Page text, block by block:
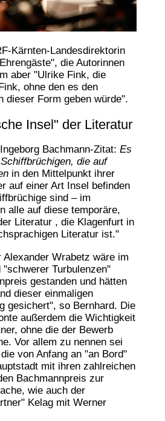
Kärnten-Landesdirektorin
die Autorinnen
aber "Ulrike Fink, die
ohne den es den
dieser Form geben würde".
Insel" der Literatur
Bachmann-Zitat: Es
die auf
in den Mittelpunkt ihrer
auf einer Art Insel befinden
sind – im
alle auf diese temporäre,
Literatur , die Klagenfurt in
Literatur ist."
Wrabetz wäre im
Turbulenzen"
gestanden und hätten
dieser einmaligen
gesichert", so Bernhard. Die
außerdem die Wichtigkeit
ohne die der Bewerb
Vor allem zu nennen sei
von Anfang an "an Bord"
mit ihren zahlreichen
Bachmannpreis zur
wie auch der
Kelag mit Werner